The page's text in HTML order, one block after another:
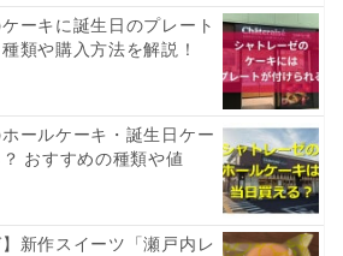
ーキに誕生日のプレート
類や購入方法を解説！
ールケーキ・誕生日ケー
おすすめの種類や値
】新作スイーツ「瀬戸内レ